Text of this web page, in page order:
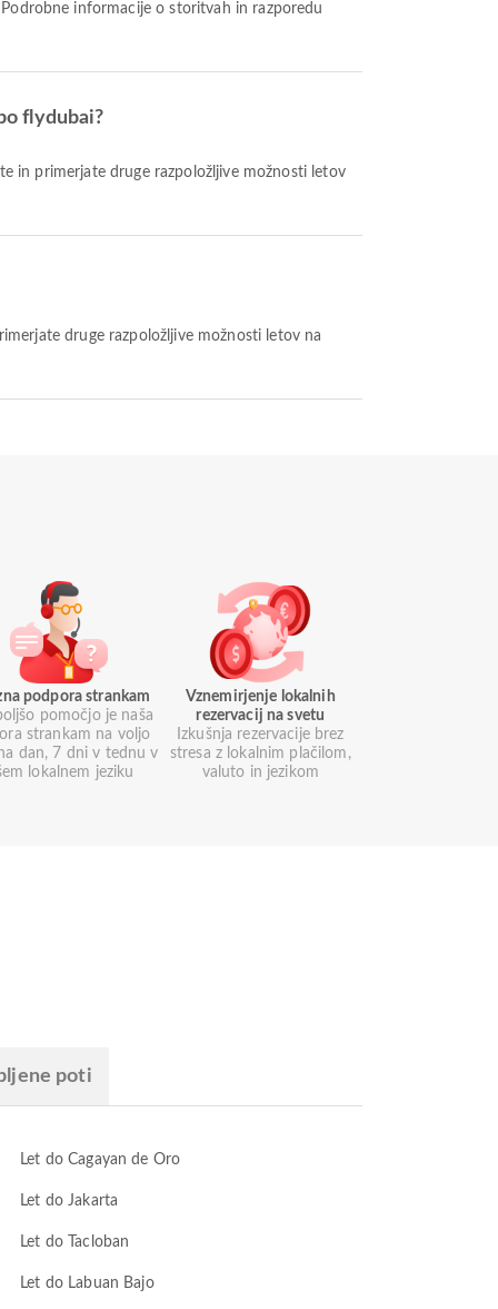
flydubai?
podpora strankam
pomočjo je naša
strankam na voljo
dan, 7 dni v tednu v
lokalnem jeziku
Vznemirjenje lokalnih
rezervacij na svetu
Izkušnja rezervacije brez
stresa z lokalnim plačilom,
valuto in jezikom
poti
Let do Cagayan de Oro
Let do Jakarta
Let do Tacloban
Let do Labuan Bajo